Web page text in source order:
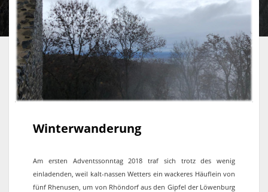
Winterwanderung
Am ersten Adventssonntag 2018 traf sich trotz des wenig
einladenden, weil kalt-nassen Wetters ein wackeres Häuflein von
fünf Rhenusen, um von Rhöndorf aus den Gipfel der Löwenburg